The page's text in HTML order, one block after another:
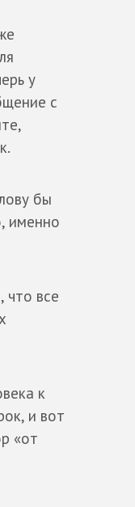
у
с
бы
именно
что все
к
и вот
«от